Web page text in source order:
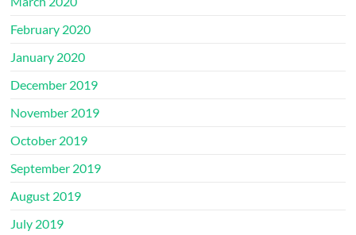
February 2020
January 2020
December 2019
November 2019
October 2019
September 2019
August 2019
July 2019